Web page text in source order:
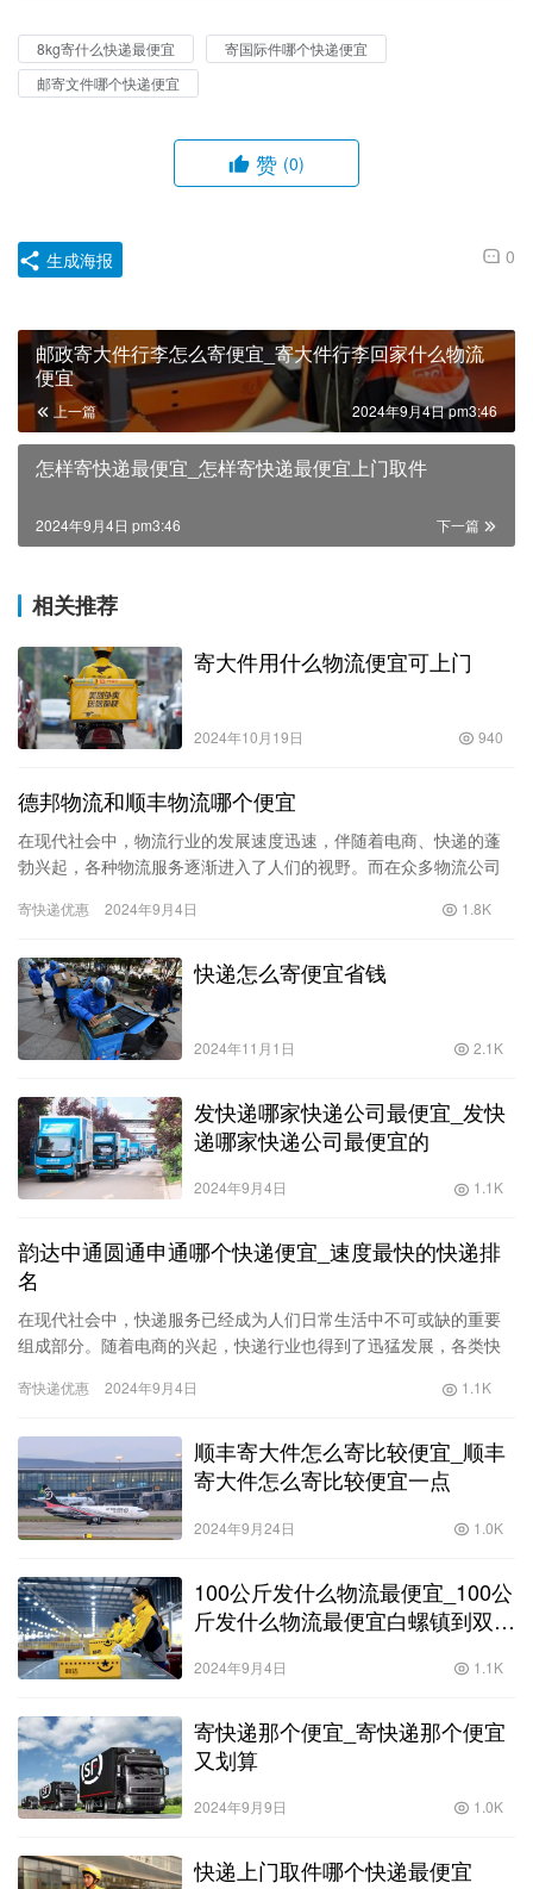
8kg寄什么快递最便宜
寄国际件哪个快递便宜
邮寄文件哪个快递便宜
赞 (0)
0
生成海报
邮政寄大件行李怎么寄便宜_寄大件行李回家什么物流
便宜
上一篇 2024年9月4日 pm3:46
怎样寄快递最便宜_怎样寄快递最便宜上门取件
下一篇
2024年9月4日 pm3:46
相关推荐
寄大件用什么物流便宜可上门
2024年10月19日 940
德邦物流和顺丰物流哪个便宜
在现代社会中，物流行业的发展速度迅速，伴随着电商、快递的蓬
勃兴起，各种物流服务逐渐进入了人们的视野。而在众多物流公司
选择物…
寄快递优惠 2024年9月4日 1.8K
快递怎么寄便宜省钱
2024年11月1日 2.1K
发快递哪家快递公司最便宜_发快
递哪家快递公司最便宜的
2024年9月4日 1.1K
韵达中通圆通申通哪个快递便宜_速度最快的快递排
名
在现代社会中，快递服务已经成为人们日常生活中不可或缺的重要
组成部分。随着电商的兴起，快递行业也得到了迅猛发展，各类快
通和申…
寄快递优惠 2024年9月4日 1.1K
顺丰寄大件怎么寄比较便宜_顺丰
寄大件怎么寄比较便宜一点
2024年9月24日 1.0K
100公斤发什么物流最便宜_100公
斤发什么物流最便宜白螺镇到双柳
2024年9月4日 1.1K
寄快递那个便宜_寄快递那个便宜
又划算
2024年9月9日 1.0K
快递上门取件哪个快递最便宜